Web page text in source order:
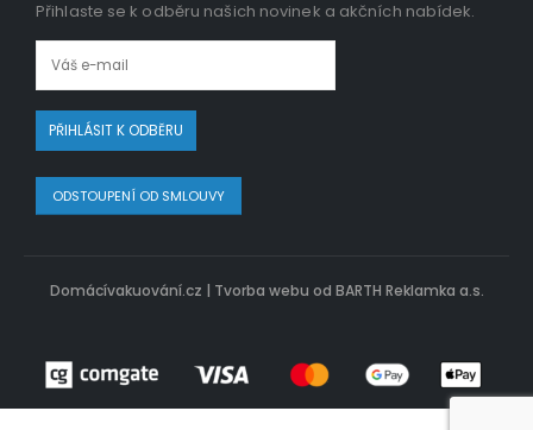
Přihlaste se k odběru našich novinek a akčních nabídek.
ODSTOUPENÍ OD SMLOUVY
Domácívakuování.cz | Tvorba webu od BARTH Reklamka a.s.